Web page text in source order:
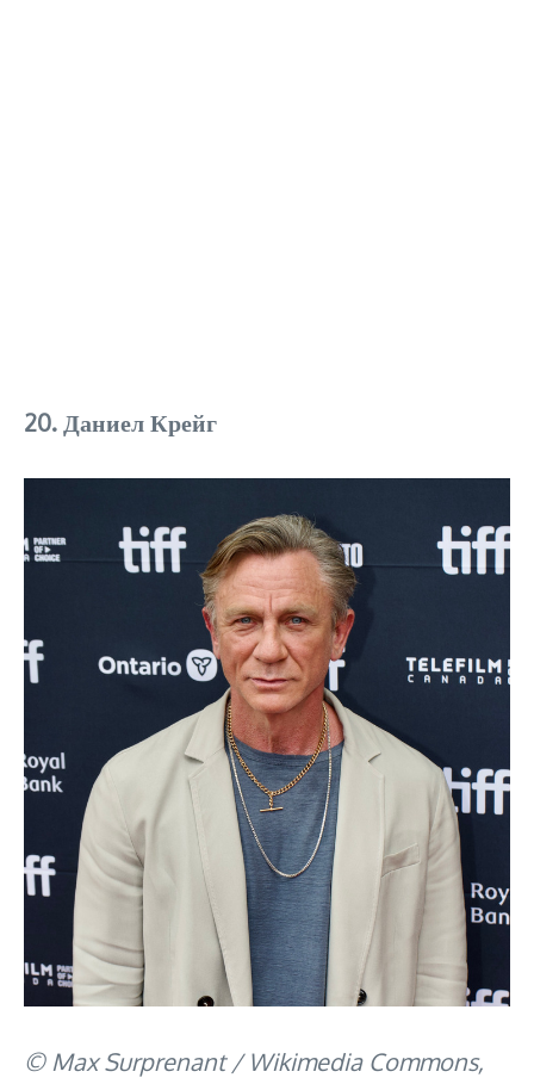
20. Даниел Крейг
© Max Surprenant / Wikimedia Commons,